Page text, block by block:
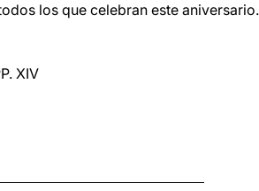
los que celebran este aniversario.
XIV